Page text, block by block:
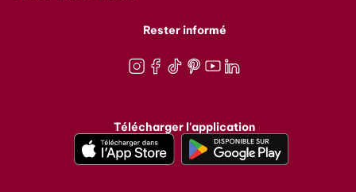
Rester informé
Télécharger l'application